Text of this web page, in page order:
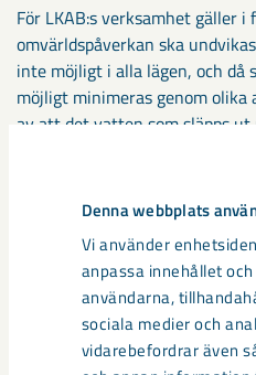
Denna webbplats
Vi använder
anpassa innehållet
användarna,
sociala medier och
vidarebefordrar även
För LKAB:s verksamhet gäller
omvärldspåverkan ska
inte möjligt i alla lägen, och då
möjligt minimeras genom
av att det vatten som släpps
vatten, skärpts enormt
användas för att minska
anledning till att vi kan och ska
redan dragit igång en mängd
REPRO-projektet för
Det är också viktigt att
gäller själva driften, utan även